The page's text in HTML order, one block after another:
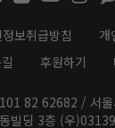
보취급방침
개
후원하기
82 62682 / 서
빌딩 3층 (우)03139